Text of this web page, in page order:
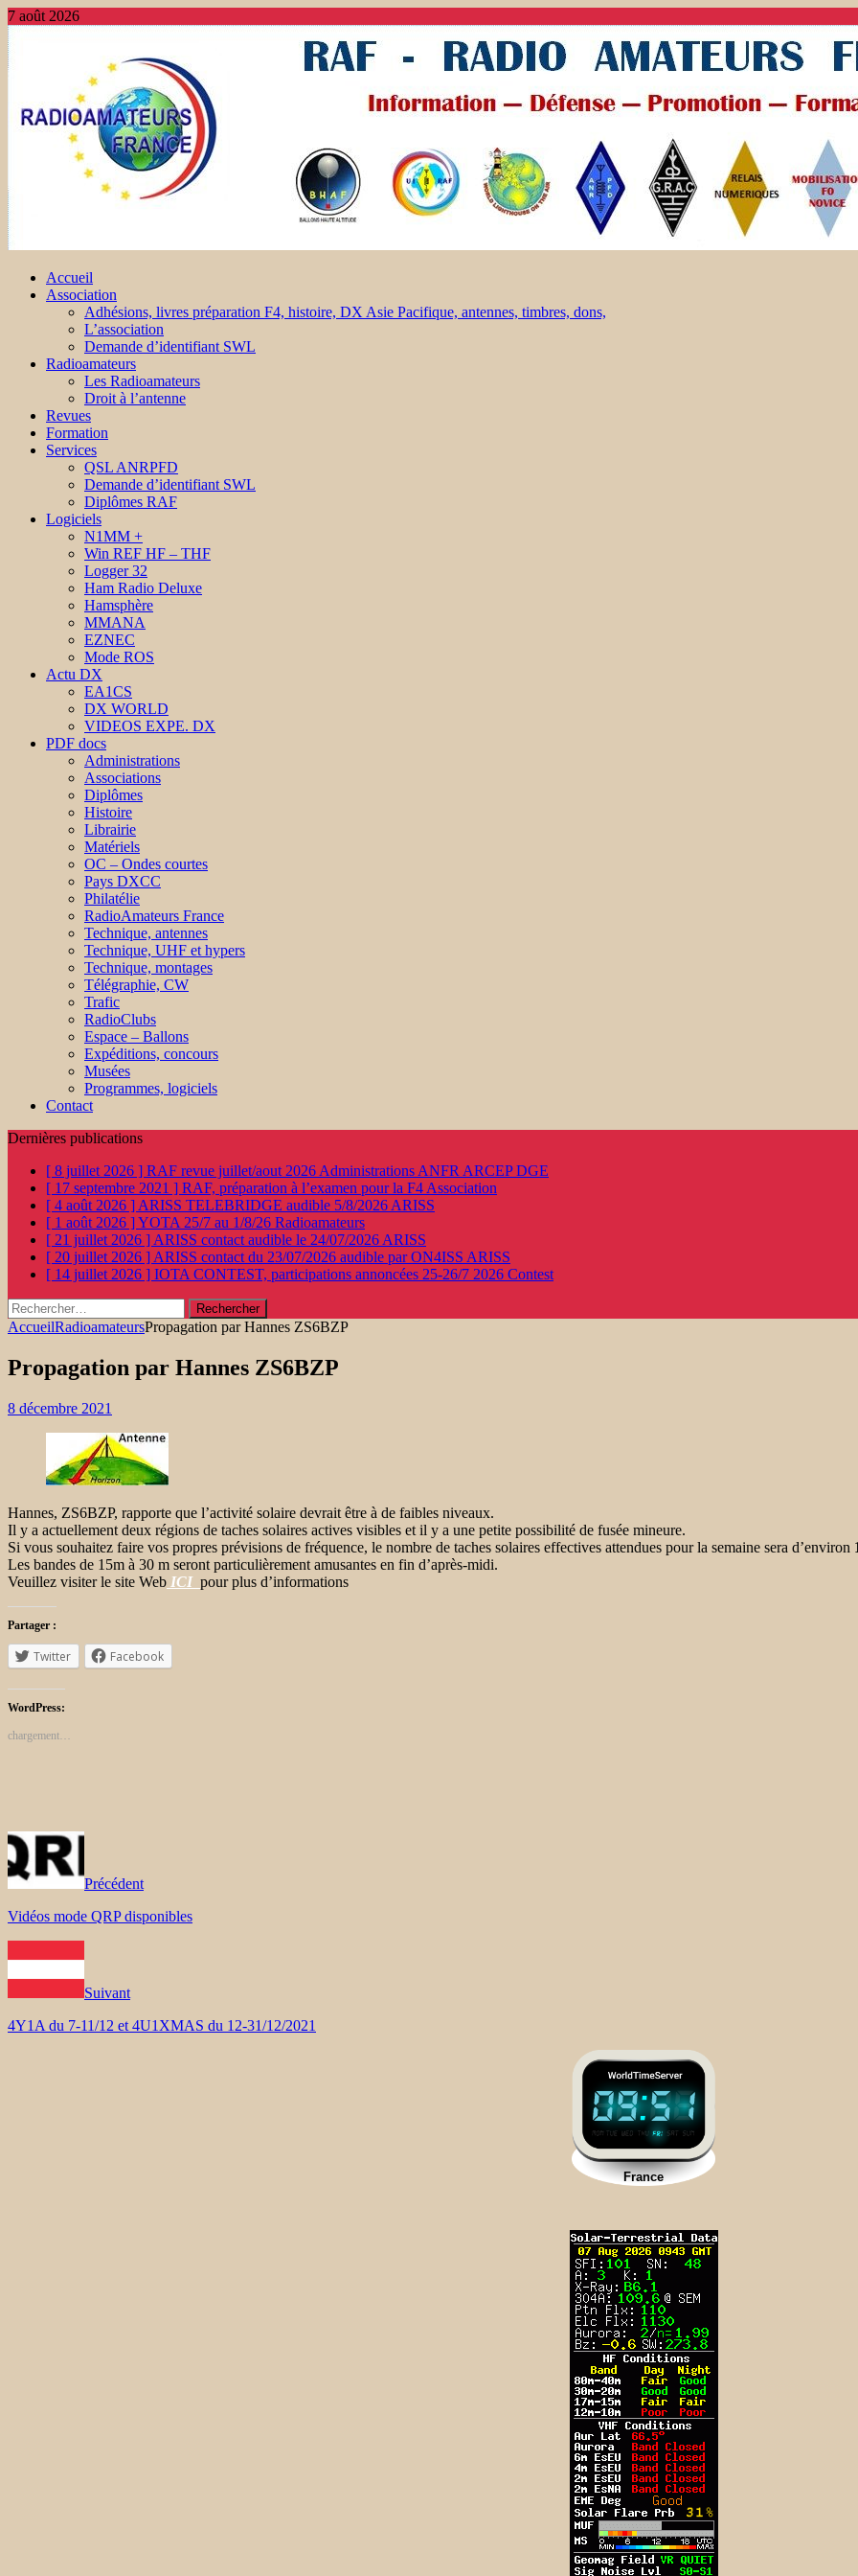
7 août 2026
Accueil
Association
Adhésions, livres préparation F4, histoire, DX Asie Pacifique, antennes, timbres, dons,
L’association
Demande d’identifiant SWL
Radioamateurs
Les Radioamateurs
Droit à l’antenne
Revues
Formation
Services
QSL ANRPFD
Demande d’identifiant SWL
Diplômes RAF
Logiciels
N1MM +
Win REF HF – THF
Logger 32
Ham Radio Deluxe
Hamsphère
MMANA
EZNEC
Mode ROS
Actu DX
EA1CS
DX WORLD
VIDEOS EXPE. DX
PDF docs
Administrations
Associations
Diplômes
Histoire
Librairie
Matériels
OC – Ondes courtes
Pays DXCC
Philatélie
RadioAmateurs France
Technique, antennes
Technique, UHF et hypers
Technique, montages
Télégraphie, CW
Trafic
RadioClubs
Espace – Ballons
Expéditions, concours
Musées
Programmes, logiciels
Contact
Dernières publications
[ 8 juillet 2026 ] RAF revue juillet/aout 2026 Administrations ANFR ARCEP DGE
[ 17 septembre 2021 ] RAF, préparation à l’examen pour la F4 Association
[ 4 août 2026 ] ARISS TELEBRIDGE audible 5/8/2026 ARISS
[ 1 août 2026 ]YOTA 25/7 au 1/8/26 Radioamateurs
[ 21 juillet 2026 ] ARISS contact audible le 24/07/2026 ARISS
[ 20 juillet 2026 ] ARISS contact du 23/07/2026 audible par ON4ISS ARISS
[ 14 juillet 2026 ] IOTA CONTEST, participations annoncées 25-26/7 2026 Contest
Rechercher :
AccueilRadioamateursPropagation par Hannes ZS6BZP
Propagation par Hannes ZS6BZP
8 décembre 2021
Hannes, ZS6BZP, rapporte que l’activité solaire devrait être à de faibles niveaux.
Il y a actuellement deux régions de taches solaires actives visibles et il y a une petite possibilité de fusée mineure.
Si vous souhaitez faire vos propres prévisions de fréquence, le nombre de taches solaires effectives attendues pour la semaine sera d’environ
Les bandes de 15m à 30 m seront particulièrement amusantes en fin d’après-midi.
Veuillez visiter le site Web ICI pour plus d’informations
Partager :
Twitter Facebook
WordPress:
chargement…
Précédent
Vidéos mode QRP disponibles
Suivant
4Y1A du 7-11/12 et 4U1XMAS du 12-31/12/2021